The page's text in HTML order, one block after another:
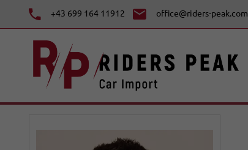
+43 699 164 11912 office@riders-peak.com